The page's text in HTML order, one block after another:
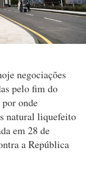
negociações
pelo fim do
onde
natural liquefeito
em 28 de
a República